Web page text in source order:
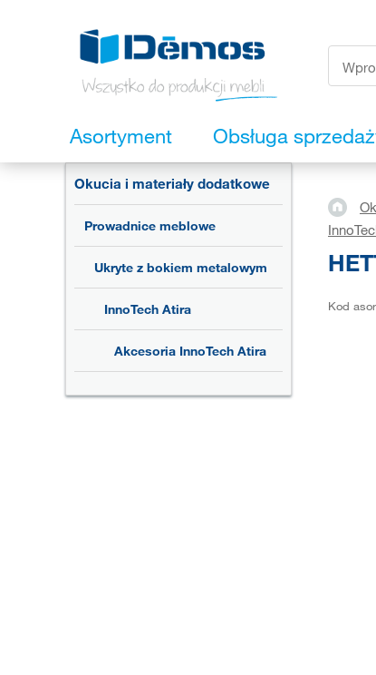
Asortyment Obsługa
Okucia i materiały dodatkowe
Prowadnice meblowe
Ukryte z bokiem metalowym
InnoTech Atira
Akcesoria InnoTech Atira
Kod